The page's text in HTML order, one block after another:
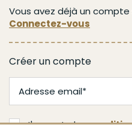
Vous avez déjà un
Connectez-vous
Créer un compte